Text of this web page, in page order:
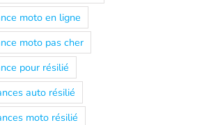
moto en ligne
moto pas cher
pour résilié
auto résilié
moto résilié